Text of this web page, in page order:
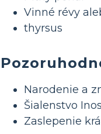
Vinné révy
thyrsus
Narodenie a
Šialenstvo
Zaslepenie